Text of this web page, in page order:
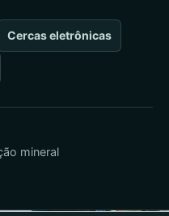
Cercas eletrônicas
mineral